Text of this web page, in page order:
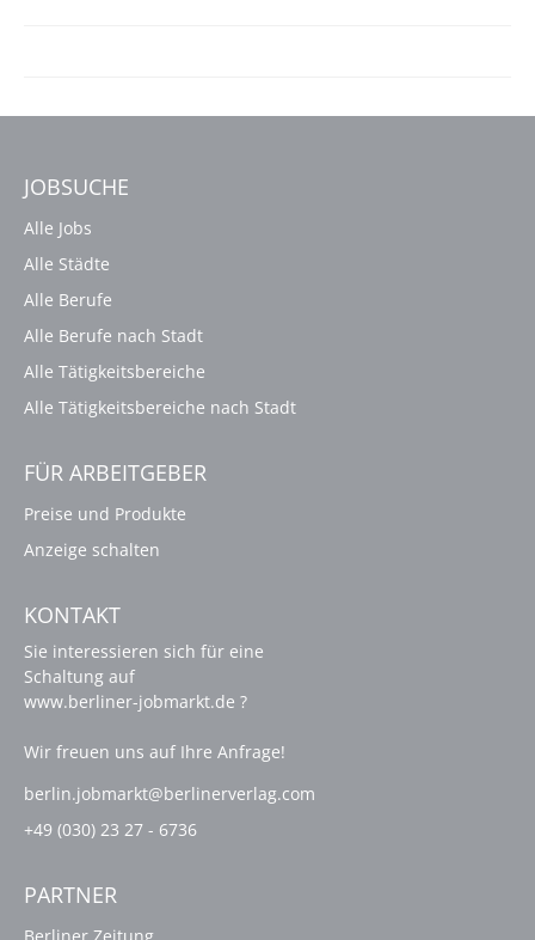
JOBSUCHE
Alle Jobs
Alle Städte
Alle Berufe
Alle Berufe nach Stadt
Alle Tätigkeitsbereiche
Alle Tätigkeitsbereiche nach Stadt
FÜR ARBEITGEBER
Preise und Produkte
Anzeige schalten
KONTAKT
Sie interessieren sich für eine
Schaltung auf
www.berliner-jobmarkt.de ?
Wir freuen uns auf Ihre Anfrage!
berlin.jobmarkt@berlinerverlag.com
+49 (030) 23 27 - 6736
PARTNER